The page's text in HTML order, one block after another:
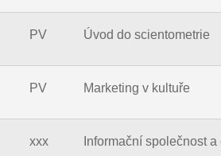
PV Úvod do scientometrie
PV Marketing v kultuře
xxx Informační společnost